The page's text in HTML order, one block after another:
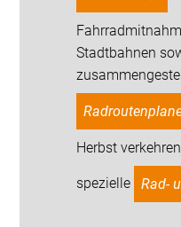
Stadtbahnen
Herbst
spezielle Rad-